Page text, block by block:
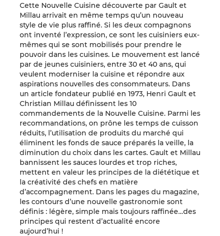
Cette Nouvelle Cuisine découverte par Gault et
Millau arrivait en même temps qu’un nouveau
style de vie plus raffiné. Si les deux compagnons
ont inventé l’expression, ce sont les cuisiniers eux-
mêmes qui se sont mobilisés pour prendre le
pouvoir dans les cuisines. Le mouvement est lancé
par de jeunes cuisiniers, entre 30 et 40 ans, qui
veulent moderniser la cuisine et répondre aux
aspirations nouvelles des consommateurs. Dans
un article fondateur publié en 1973, Henri Gault et
Christian Millau définissent les 10
commandements de la Nouvelle Cuisine. Parmi les
recommandations, on prône les temps de cuisson
réduits, l’utilisation de produits du marché qui
éliminent les fonds de sauce préparés la veille, la
diminution du choix dans les cartes. Gault et Millau
bannissent les sauces lourdes et trop riches,
mettent en valeur les principes de la diététique et
la créativité des chefs en matière
d’accompagnement. Dans les pages du magazine,
les contours d’une nouvelle gastronomie sont
définis : légère, simple mais toujours raffinée…des
principes qui restent d’actualité encore
aujourd’hui !